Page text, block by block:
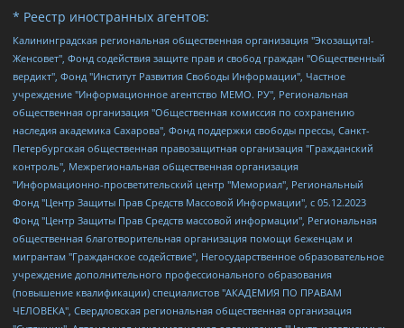
* Реестр иностранных агентов:
Калининградская региональная общественная организация "Экозащита!-Женсовет", Фонд содействия защите прав и свобод граждан "Общественный вердикт", Фонд "Институт Развития Свободы Информации", Частное учреждение "Информационное агентство МЕМО. РУ", Региональная общественная организация "Общественная комиссия по сохранению наследия академика Сахарова", Фонд поддержки свободы прессы, Санкт-Петербургская общественная правозащитная организация "Гражданский контроль", Межрегиональная общественная организация "Информационно-просветительский центр "Мемориал", Региональный Фонд "Центр Защиты Прав Средств Массовой Информации", с 05.12.2023 Фонд "Центр Защиты Прав Средств массовой информации", Региональная общественная благотворительная организация помощи беженцам и мигрантам "Гражданское содействие", Негосударственное образовательное учреждение дополнительного профессионального образования (повышение квалификации) специалистов "АКАДЕМИЯ ПО ПРАВАМ ЧЕЛОВЕКА", Свердловская региональная общественная организация "Сутяжник", Автономная некоммерческая организация "Центр независимых социологических исследований", Союз общественных объединений "Российский исследовательский центр по правам человека", Региональное общественное учреждение научно-информационный центр "МЕМОРИАЛ", Некоммерческая организация "Фонд защиты гласности", Автономная некоммерческая организация "Институт прав человека", Городская общественная организация "Екатеринбургское общество "МЕМОРИАЛ", Городская общественная организация "Рязанское историко-просветительское и правозащитное общество "Мемориал" (Рязанский Мемориал), Челябинский региональный орган общественной самодеятельности – женское общественное объединение "Женщины Евразии", Челябинский региональный орган общественной самодеятельности "Уральская правозащитная группа", Фонд содействия защите здоровья и социальной справедливости имени Андрея Рылькова, Автономная Некоммерческая Организация "Аналитический Центр Юрия Левады", Автономная некоммерческая организация социальной поддержки населения "Проект Апрель", Региональная общественная организация помощи женщинам и детям, находящимся в кризисной ситуации "Информационно-методический центр "Анна", Фонд содействия развитию массовых коммуникаций и правовому просвещению "Так-так-Так", Фонд содействия устойчивому развитию "Серебряная тайга", Свердловский региональный общественный фонд социальных проектов "Новое время", "Idel.Реалии", Кавказ.Реалии, Крым.Реалии, Телеканал Настоящее Время, Татаро-башкирская служба Радио Свобода (Azatliq Radiosi), Радио Свободная Европа/Радио Свобода (PCE/PC), "Сибирь.Реалии", "Фактограф", Благотворительный фонд помощи осужденным и их семьям, Автономная некоммерческая организация "Институт глобализации и социальных движений", Фонд "В защиту прав заключенных", Частное учреждение "Центр поддержки и содействия развитию средств массовой информации", Пензенский региональный общественный благотворительный фонд "Гражданский союз", "Север.Реалии", Некоммерческая организация Фонд "Правовая инициатива", Общество с ограниченной ответственностью "Радио Свободная Европа/Радио Свобода", Чешское информационное агентство "MEDIUM-ORIENT", Красноярская региональная общественная организация "Мы против СПИДа", Камалягин Денис Николаевич, Маркелов Сергей Евгеньевич, Пономарев Лев Александрович, Савицкая Людмила Алексеевна, Автономная некоммерческая организация "Центр по работе с проблемой насилия "НАСИЛИЮ.НЕТ", Межрегиональный профессиональный союз работников здравоохранения "Альянс врачей", Юридическое лицо, зарегистрированное в Латвийской Республике, SIA "Medusa Project" (регистрационный номер 40103797863, дата регистрации 10.06.2014), Некоммерческая организация "Фонд по борьбе с коррупцией", Автономная некоммерческая организация "Институт права и публичной политики", Баданин Роман Сергеевич, Гликин Максим Александрович, Железнова Мария Михайловна, Лукьянова Юлия Сергеевна, Маетная Елизавета Витальевна, Маняхин Петр Борисович, Чуракова Ольга Владимировна, Ярош Юлия Петровна, Юридическое лицо "The Insider SIA", зарегистрированное в Риге, Латвийская Республика (дата регистрации 26.06.2015), являющееся администратором доменного имени интернет-издания "The Insider SIA", https://theins.ru, Постернак Алексей Евгеньевич, Рубин Михаил Аркадьевич, Анин Роман Александрович, Юридическое лицо Istories fonds, зарегистрированное в Латвийской Республике (регистрационный номер 50008295751, дата регистрации 24.02.2020), Великовский Дмитрий Александрович, Долинина Ирина Николаевна, Мароховская Алеся Алексеевна, Шлейнов Роман Юрьевич, Шмагун Олеся Валентиновна, Общество с ограниченной ответственностью "Альтаир 2021", Общество с ограниченной ответственностью "Вега 2021", Общество с ограниченной ответственностью "Главный редактор 2021", Общество с ограниченной ответственностью "Ромашки монолит", Важенков Артем Валерьевич, Ивановская областная общественная организация "Центр гендерных исследований", Гурман Юрий Альбертович, Медиапроект "ОВД-Инфо", Егоров Владимир Владимирович, Жилинский Владимир Александрович, Общество с ограниченной ответственностью "ЗП", Иванова София Юрьевна, Карезина Инна Павловна, Кильтау Екатерина Викторовна, Петров Алексей Викторович, Пискунов Сергей Евгеньевич, Смирнов Сергей Сергеевич, Тихонов Михаил Сергеевич, Общество с ограниченной ответственностью "ЖУРНАЛИСТ-ИНОСТРАННЫЙ АГЕНТ", Арапова Галина Юрьевна, Вольтская Татьяна Анатольевна, Американская компания "Mason G.E.S. Anonymous Foundation" (США), являющаяся владельцем интернет-издания https://mnews.world/, Компания "Stichting Bellingcat", зарегистрированная в Нидерландах (дата регистрации 11.07.2018), Захаров Андрей Вячеславович, Клепиковская Екатерина Дмитриевна, Общество с ограниченной ответственностью "МЕМО", Перл Роман Александрович, Симонов Евгений Алексеевич, Соловьева Елена Анатольевна, Сотников Даниил Владимирович, Сурначева Елизавета Дмитриевна, Автономная некоммерческая организация по защите прав человека и информированию населения "Якутия – Наше Мнение", Общество с ограниченной ответственностью "Москоу диджитал медиа", с 26.01.2023 Общество с ограниченной ответственностью "Чайка Белые сады", Ветошкина Валерия Валерьевна, Заговора Максим Александрович, Межрегиональное общественное движение "Российская ЛГБТ - сеть", Оленичев Максим Владимирович, Павлов Иван Юрьевич, Скворцова Елена Сергеевна, Общество с ограниченной ответственностью "Как бы инагент", Кочетков Игорь Викторович, Общество с ограниченной ответственностью "Честные выборы", Еланчик Олег Александрович, Общество с ограниченной ответственностью "Нобелевский призыв", Гималова Регина Эмилевна, Григорьев Андрей Валерьевич, Григорьева Алина Александровна, Ассоциация по содействию защите прав призывников, альтернативнослужащих и военнослужащих "Правозащитная группа "Гражданин.Армия.Право", Хисамова Регина Фаритовна, Автономная некоммерческая организация по реализации социально-правовых программ "Лилит", Дальневосточное общественное движение "Маяк", Санкт-Петербургская ЛГБТ-инициативная группа "Выход", Инициативная группа ЛГБТ+ "Реверс", Алексеев Андрей Викторович, Бекбулатова Таисия Львовна, Беляев Иван Михайлович, Владыкина Елена Сергеевна, Гельман Марат Александрович, Никульшина Вероника Юрьевна, Толоконникова Надежда Андреевна, Шендерович Виктор Анатольевич, Общество с ограниченной ответственностью "Данное сообщение", Общество с ограниченной ответственностью Издательский дом "Новая глава", Айнбиндер Александра Александровна, Московский комьюнити-центр для ЛГБТ+инициатив, Благотворительный фонд развития филантропии, Deutsche Welle (Германия, Kurt-Schumacher-Strasse 3, 53113 Bonn), Борзунова Мария Михайловна, Воробьев Виктор Викторович, Голубева Анна Львовна, Константинова Алла Михайловна, Малкова Ирина Владимировна, Мурадов Мурад Абдулгалимович, Осетинская Елизавета Николаевна, Понасенков Евгений Николаевич, Ганапольский Матвей Юрьевич, Киселев Евгений Алексеевич, Борухович Ирина Григорьевна, Дремин Иван Тимофеевич, Дубровский Дмитрий Викторович, Красноярская региональная общественная организация поддержки и развития альтернативных образовательных технологий и межкультурных коммуникаций "ИНТЕРРА", Маяковская Екатерина Алексеевна, Фейгин Марк Захарович, Филимонов Андрей Викторович, Дзугкоева Регина Николаевна, Доброхотов Роман Александрович, Дудь Юрий Александрович, Елкин Сергей Владимирович, Кругликов Кирилл Игоревич, Сабунаева Мария Леонидовна, Семенов Алексей Владимирович, Шаинян Карен Багратович, Шульман Екатерина Михайловна, Асафьев Артур Валерьевич, Вахштайн Виктор Семенович, Венедиктов Алексей Алексеевич, Лушникова Екатерина Евгеньевна, Волков Леонид Михайлович, Невзоров Александр Глебович, Пархоменко Сергей Борисович, Сироткин Ярослав Николаевич, Кара-Мурза Владимир Владимирович, Баранова Наталья Владимировна, Гозман Леонид Яковлевич, Кагарлицкий Борис Юльевич, Климарев Михаил Валерьевич, Милов Владимир Станиславович, Автономная некоммерческая организация Краснодарский центр современного искусства "Типография", Моргенштерн Алишер Тагирович, Соболь Любовь Эдуардовна, Общество с ограниченной ответственностью "ЛИЗА НОРМ", Каспаров Гарри Кимович, Ходорковский Михаил Борисович, Общество с ограниченной ответственностью "Апрельские тезисы", Данилович Ирина Брониславовна, Кашин Олег Владимирович, Петров Николай Владимирович, Пивоваров Алексей Владимирович, Соколов Михаил Владимирович, Цветкова Юлия Владимировна, Чичваркин Евгений Александрович, Комитет против пыток/Команда против пыток, Общество с ограниченной ответственностью "Первый научный", Общество с ограниченной ответственностью "Вертолет и ко", Белоцерковская Вероника Борисовна, Кац Максим Евгеньевич, Лазарева Татьяна Юрьевна, Шаведдинов Руслан Табризович, Яшин Илья Валерьевич, Общество с ограниченной ответственностью "Иноагент ААВ", Алешковский Дмитрий Петрович, Альбац Евгения Марковна, Быков Дмитрий Львович, Галямина Юлия Евгеньевна, Лойко Сергей Леонидович, Мартынов Кирилл Константинович, Медведев Сергей Александрович, Крашенинников Федор Геннадиевич, Гордеева Катерина Вл